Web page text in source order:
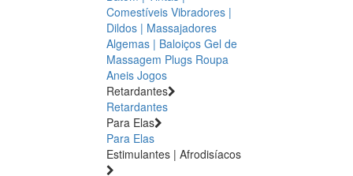
Comestíveis Vibradores |
Dildos | Massajadores
Algemas | Baloiços Gel de
Massagem Plugs Roupa
Aneis Jogos
Retardantes
Retardantes
Para Elas
Para Elas
Estimulantes | Afrodisíacos